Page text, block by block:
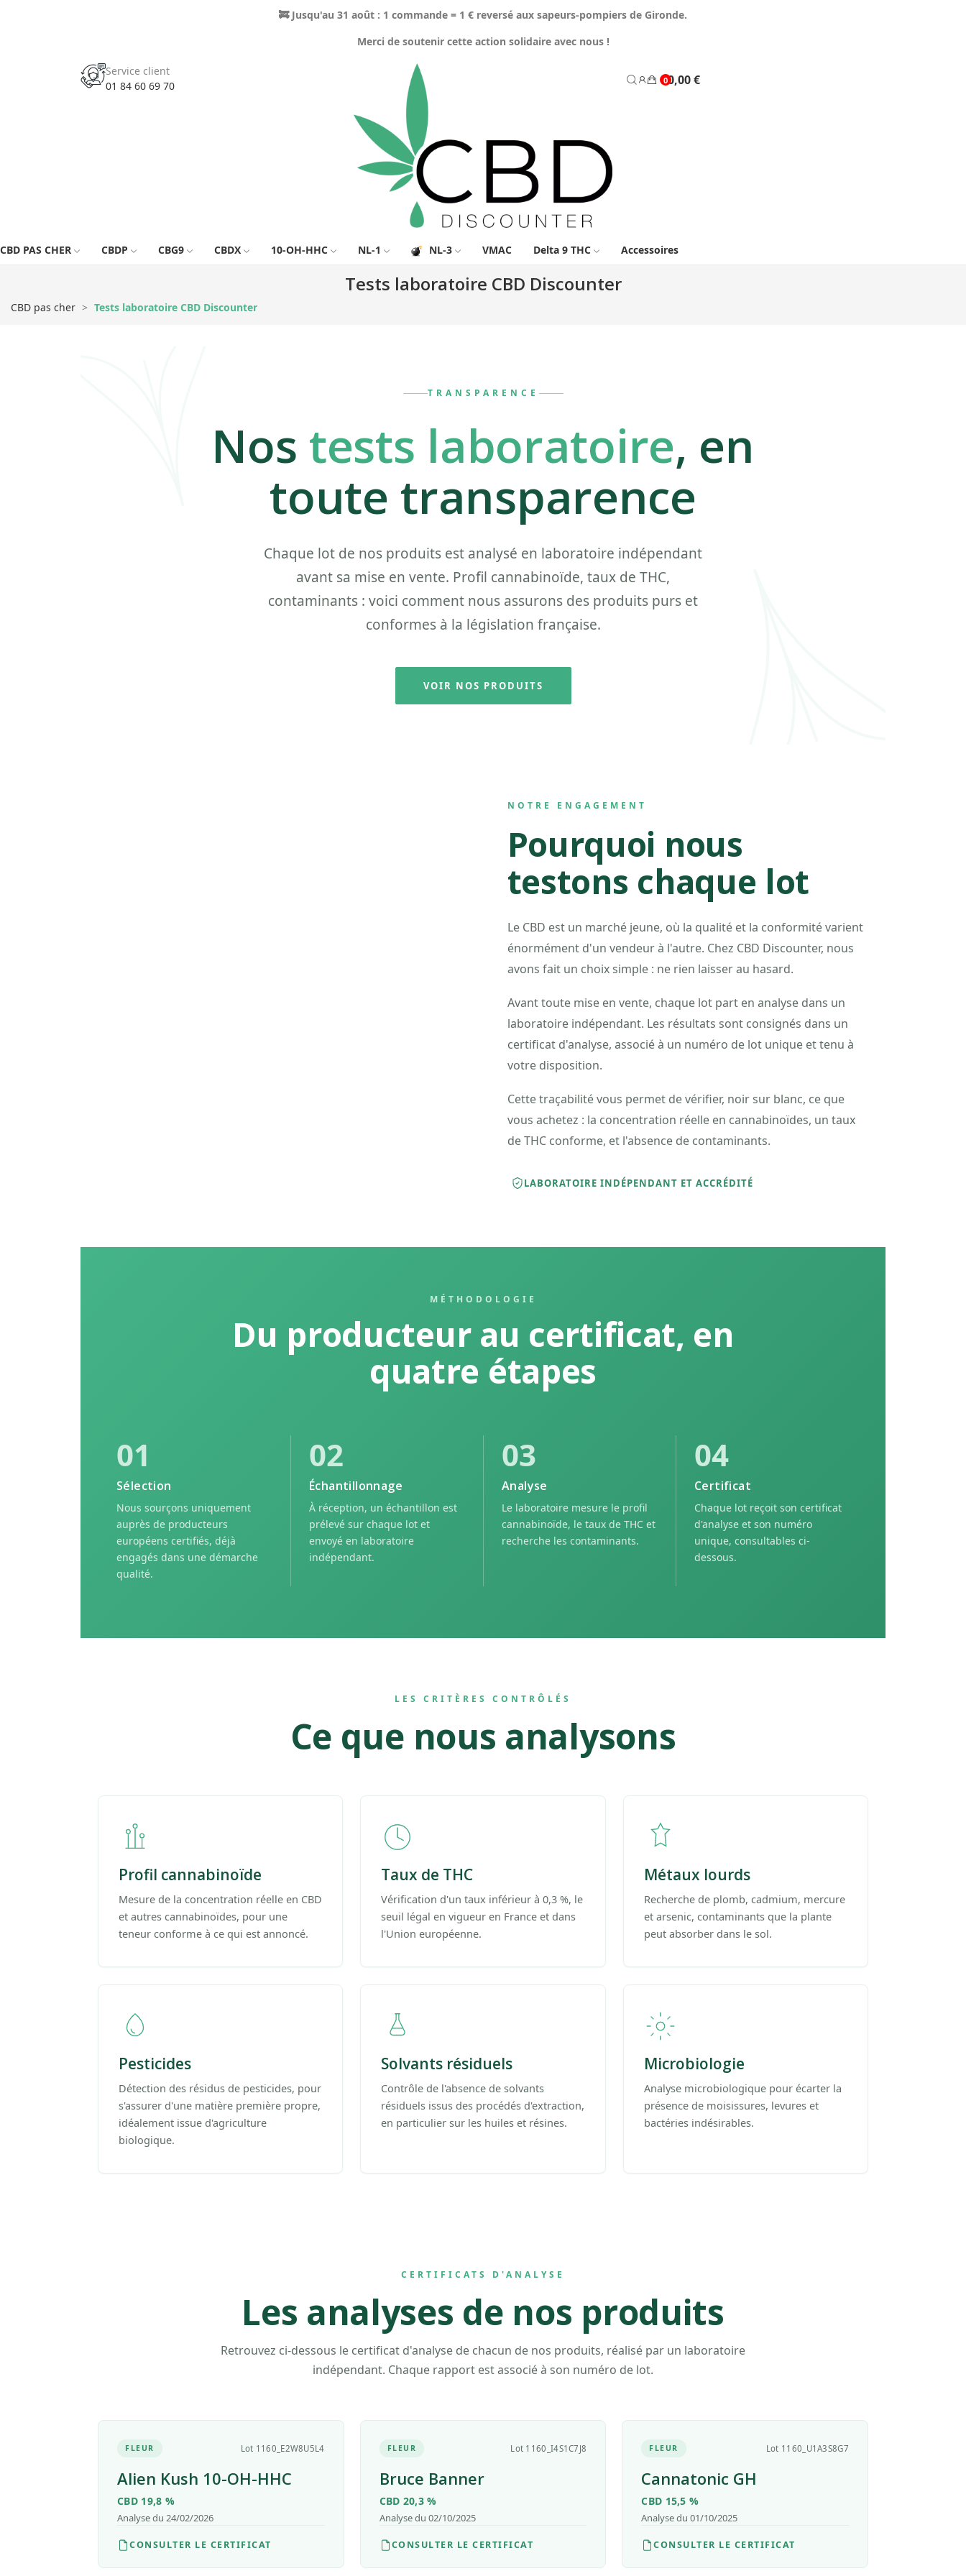
🚒 Jusqu'au 31 août : 1 commande = 1 € reversé aux sapeurs-pompiers de Gironde.
Merci de soutenir cette action solidaire avec nous !
Service client
01 84 60 69 70
0,00 €
0
CBD PAS CHER CBDP CBG9 CBDX 10-OH-HHC NL-1 NL-3 VMAC Delta 9 THC Accessoires
Tests laboratoire CBD Discounter
CBD pas cher Tests laboratoire CBD Discounter
TRANSPARENCE
Nos tests laboratoire, en
toute transparence
Chaque lot de nos produits est analysé en laboratoire indépendant
avant sa mise en vente. Profil cannabinoïde, taux de THC,
contaminants : voici comment nous assurons des produits purs et
conformes à la législation française.
VOIR NOS PRODUITS
NOTRE ENGAGEMENT
Pourquoi nous
testons chaque lot
Le CBD est un marché jeune, où la qualité et la conformité varient
énormément d'un vendeur à l'autre. Chez CBD Discounter, nous
avons fait un choix simple : ne rien laisser au hasard.
Avant toute mise en vente, chaque lot part en analyse dans un
laboratoire indépendant. Les résultats sont consignés dans un
certificat d'analyse, associé à un numéro de lot unique et tenu à
votre disposition.
Cette traçabilité vous permet de vérifier, noir sur blanc, ce que
vous achetez : la concentration réelle en cannabinoïdes, un taux
de THC conforme, et l'absence de contaminants.
LABORATOIRE INDÉPENDANT ET ACCRÉDITÉ
MÉTHODOLOGIE
Du producteur au certificat, en
quatre étapes
01
Sélection
Nous sourçons uniquement
auprès de producteurs
européens certifiés, déjà
engagés dans une démarche
qualité.
02
Échantillonnage
À réception, un échantillon est
prélevé sur chaque lot et
envoyé en laboratoire
indépendant.
03
Analyse
Le laboratoire mesure le profil
cannabinoïde, le taux de THC et
recherche les contaminants.
04
Certificat
Chaque lot reçoit son certificat
d'analyse et son numéro
unique, consultables ci-
dessous.
LES CRITÈRES CONTRÔLÉS
Ce que nous analysons
Profil cannabinoïde
Mesure de la concentration réelle en CBD
et autres cannabinoïdes, pour une
teneur conforme à ce qui est annoncé.
Taux de THC
Vérification d'un taux inférieur à 0,3 %, le
seuil légal en vigueur en France et dans
l'Union européenne.
Métaux lourds
Recherche de plomb, cadmium, mercure
et arsenic, contaminants que la plante
peut absorber dans le sol.
Pesticides
Détection des résidus de pesticides, pour
s'assurer d'une matière première propre,
idéalement issue d'agriculture
biologique.
Solvants résiduels
Contrôle de l'absence de solvants
résiduels issus des procédés d'extraction,
en particulier sur les huiles et résines.
Microbiologie
Analyse microbiologique pour écarter la
présence de moisissures, levures et
bactéries indésirables.
CERTIFICATS D'ANALYSE
Les analyses de nos produits
Retrouvez ci-dessous le certificat d'analyse de chacun de nos produits, réalisé par un laboratoire
indépendant. Chaque rapport est associé à son numéro de lot.
FLEUR Lot 1160_E2W8U5L4
Alien Kush 10-OH-HHC
CBD 19,8 %
Analyse du 24/02/2026
CONSULTER LE CERTIFICAT
FLEUR Lot 1160_I4S1C7J8
Bruce Banner
CBD 20,3 %
Analyse du 02/10/2025
CONSULTER LE CERTIFICAT
FLEUR Lot 1160_U1A3S8G7
Cannatonic GH
CBD 15,5 %
Analyse du 01/10/2025
CONSULTER LE CERTIFICAT